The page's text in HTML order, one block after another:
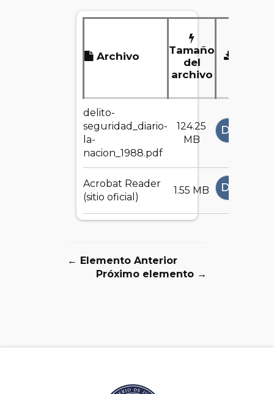
Archivo
Tamaño
del
archivo
delito-
seguridad_diario-
la-
nacion_1988.pdf
124.25
MB
Acrobat Reader
(sitio oficial)
1.55 MB
← Elemento Anterior
Próximo elemento →